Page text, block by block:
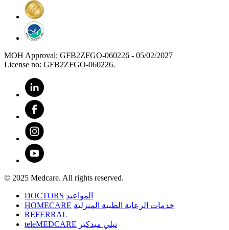
MOH Approval: GFB2ZFGO-060226 - 05/02/2027
License no: GFB2ZFGO-060226.
© 2025 Medcare. All rights reserved.
DOCTORS المواعيد
HOMECARE خدمات الرعاية الطبية المنزلية
REFERRAL
teleMEDCARE تيلي ميدكير